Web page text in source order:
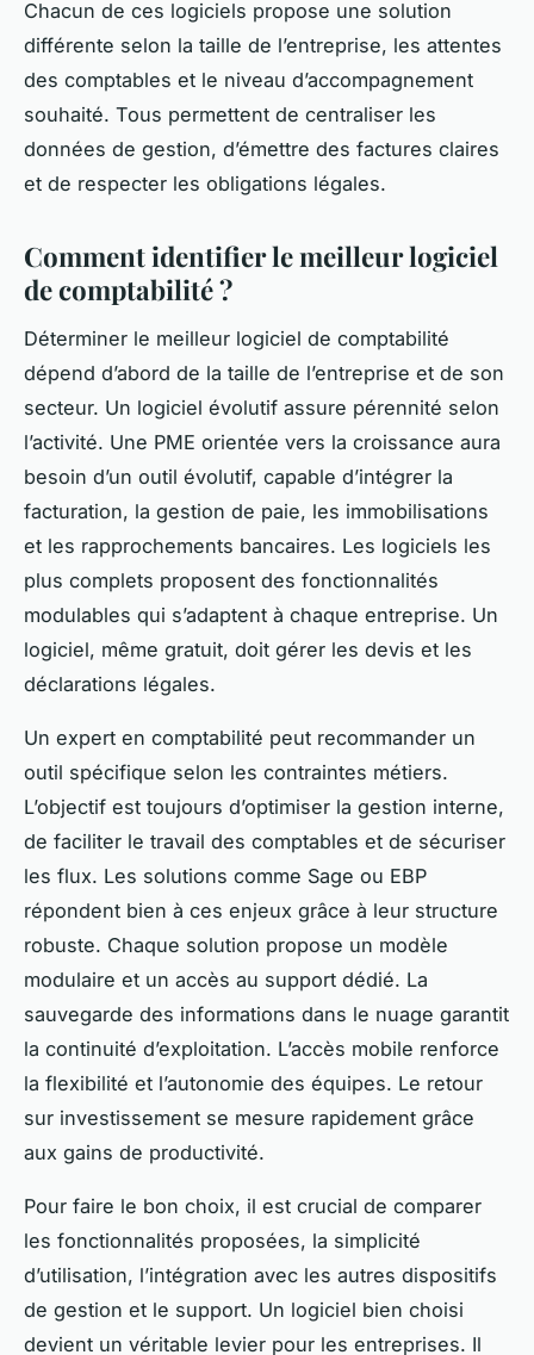
Chacun de ces logiciels propose une solution
différente selon la taille de l’entreprise, les attentes
des comptables et le niveau d’accompagnement
souhaité. Tous permettent de centraliser les
données de gestion, d’émettre des factures claires
et de respecter les obligations légales.
Comment identifier le meilleur logiciel
de comptabilité ?
Déterminer le meilleur logiciel de comptabilité
dépend d’abord de la taille de l’entreprise et de son
secteur. Un logiciel évolutif assure pérennité selon
l’activité. Une PME orientée vers la croissance aura
besoin d’un outil évolutif, capable d’intégrer la
facturation, la gestion de paie, les immobilisations
et les rapprochements bancaires. Les logiciels les
plus complets proposent des fonctionnalités
modulables qui s’adaptent à chaque entreprise. Un
logiciel, même gratuit, doit gérer les devis et les
déclarations légales.
Un expert en comptabilité peut recommander un
outil spécifique selon les contraintes métiers.
L’objectif est toujours d’optimiser la gestion interne,
de faciliter le travail des comptables et de sécuriser
les flux. Les solutions comme Sage ou EBP
répondent bien à ces enjeux grâce à leur structure
robuste. Chaque solution propose un modèle
modulaire et un accès au support dédié. La
sauvegarde des informations dans le nuage garantit
la continuité d’exploitation. L’accès mobile renforce
la flexibilité et l’autonomie des équipes. Le retour
sur investissement se mesure rapidement grâce
aux gains de productivité.
Pour faire le bon choix, il est crucial de comparer
les fonctionnalités proposées, la simplicité
d’utilisation, l’intégration avec les autres dispositifs
de gestion et le support. Un logiciel bien choisi
devient un véritable levier pour les entreprises. Il